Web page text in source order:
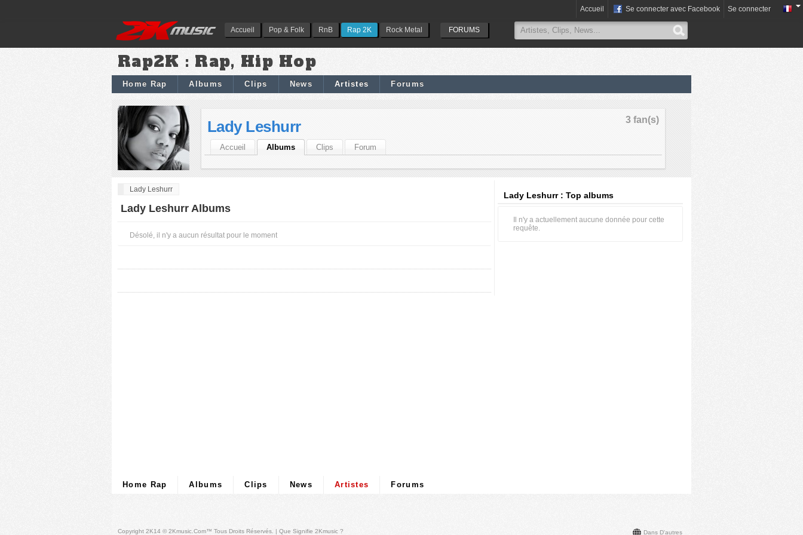
Accueil Pop & Folk RnB Rap 2K Rock Metal FORUMS
Accueil Se connecter avec Facebook Se connecter
Rap2K : Rap, Hip Hop
Home Rap Albums Clips News Artistes Forums
3 fan(s)
Lady Leshurr
Accueil Albums Clips Forum
Lady Leshurr
Lady Leshurr Albums
Désolé, il n'y a aucun résultat pour le moment
Lady Leshurr : Top albums
Il n'y a actuellement aucune donnée pour cette
requête.
Home Rap Albums Clips News Artistes Forums
Dans D'autres
Copyright 2K14 © 2Kmusic.com™ Tous Droits Réservés . | Que Signifie 2Kmusic ?